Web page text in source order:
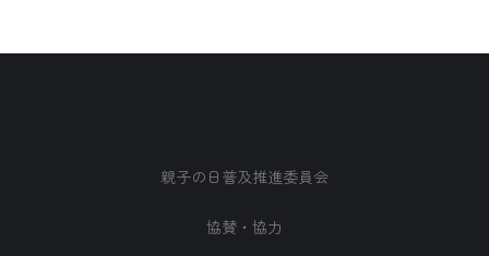
親子の日普及推進委員会
協賛・協力